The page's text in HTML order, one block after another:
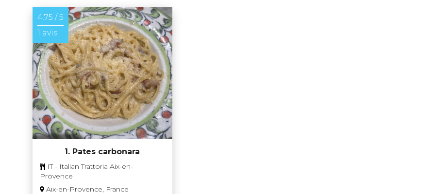
4.75 / 5
1 avis
1. Pates carbonara
IT - Italian Trattoria Aix-en-
Provence
Aix-en-Provence, France